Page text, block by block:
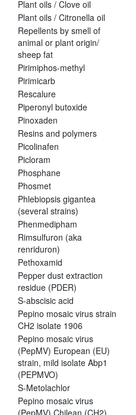
Plant oils / Clove oil
Plant oils / Citronella oil
Repellents by smell of
animal or plant origin/
sheep fat
Pirimiphos-methyl
Pirimicarb
Rescalure
Piperonyl butoxide
Pinoxaden
Resins and polymers
Picolinafen
Picloram
Phosphane
Phosmet
Phlebiopsis gigantea
(several strains)
Phenmedipham
Rimsulfuron (aka
renriduron)
Pethoxamid
Pepper dust extraction
residue (PDER)
S-abscisic acid
Pepino mosaic virus strain
CH2 isolate 1906
Pepino mosaic virus
(PepMV) European (EU)
strain, mild isolate Abp1
(PEPMVO)
S-Metolachlor
Pepino mosaic virus